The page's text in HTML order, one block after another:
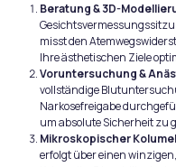
Beratung & 3D-
misst den
Ihre ästhetischen Ziele
Voruntersuchung &
vollständige
Narkosefreigabe
um absolute Sicherheit zu
Mikroskopischer
erfolgt über einen